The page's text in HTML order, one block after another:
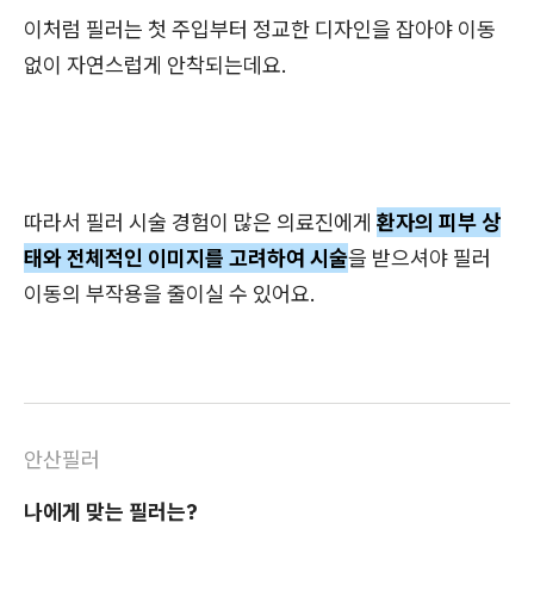
이처럼 필러는 첫 주입부터 정교한 디자인을 잡아야 이동
없이 자연스럽게 안착되는데요.
따라서 필러 시술 경험이 많은 의료진에게 환자의 피부 상
태와 전체적인 이미지를 고려하여 시술을 받으셔야 필러
이동의 부작용을 줄이실 수 있어요.
안산필러
나에게 맞는 필러는?